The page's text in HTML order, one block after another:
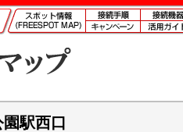
駅西口